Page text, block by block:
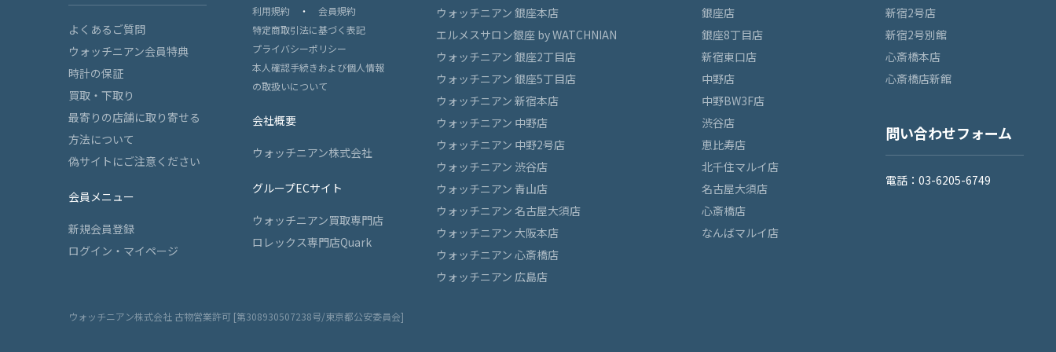
よくあるご質問
ウォッチニアン会員特典
時計の保証
買取・下取り
最寄りの店舗に取り寄せる
方法について
偽サイトにご注意ください
会員メニュー
新規会員登録
ログイン・マイページ
利用規約 ・ 会員規約
特定商取引法に基づく表記
プライバシーポリシー
本人確認手続きおよび個人情報
の取扱いについて
会社概要
ウォッチニアン株式会社
グループECサイト
ウォッチニアン買取専門店
ロレックス専門店Quark
ウォッチニアン 銀座本店
エルメスサロン銀座 by WATCHNIAN
ウォッチニアン 銀座2丁目店
ウォッチニアン 銀座5丁目店
ウォッチニアン 新宿本店
ウォッチニアン 中野店
ウォッチニアン 中野2号店
ウォッチニアン 渋谷店
ウォッチニアン 青山店
ウォッチニアン 名古屋大須店
ウォッチニアン 大阪本店
ウォッチニアン 心斎橋店
ウォッチニアン 広島店
銀座店
銀座8丁目店
新宿東口店
中野店
中野BW3F店
渋谷店
恵比寿店
北千住マルイ店
名古屋大須店
心斎橋店
なんばマルイ店
新宿2号店
新宿2号別館
心斎橋本店
心斎橋店新館
問い合わせフォーム
電話：03-6205-6749
ウォッチニアン株式会社 古物営業許可 [第308930507238号/東京都公安委員会]